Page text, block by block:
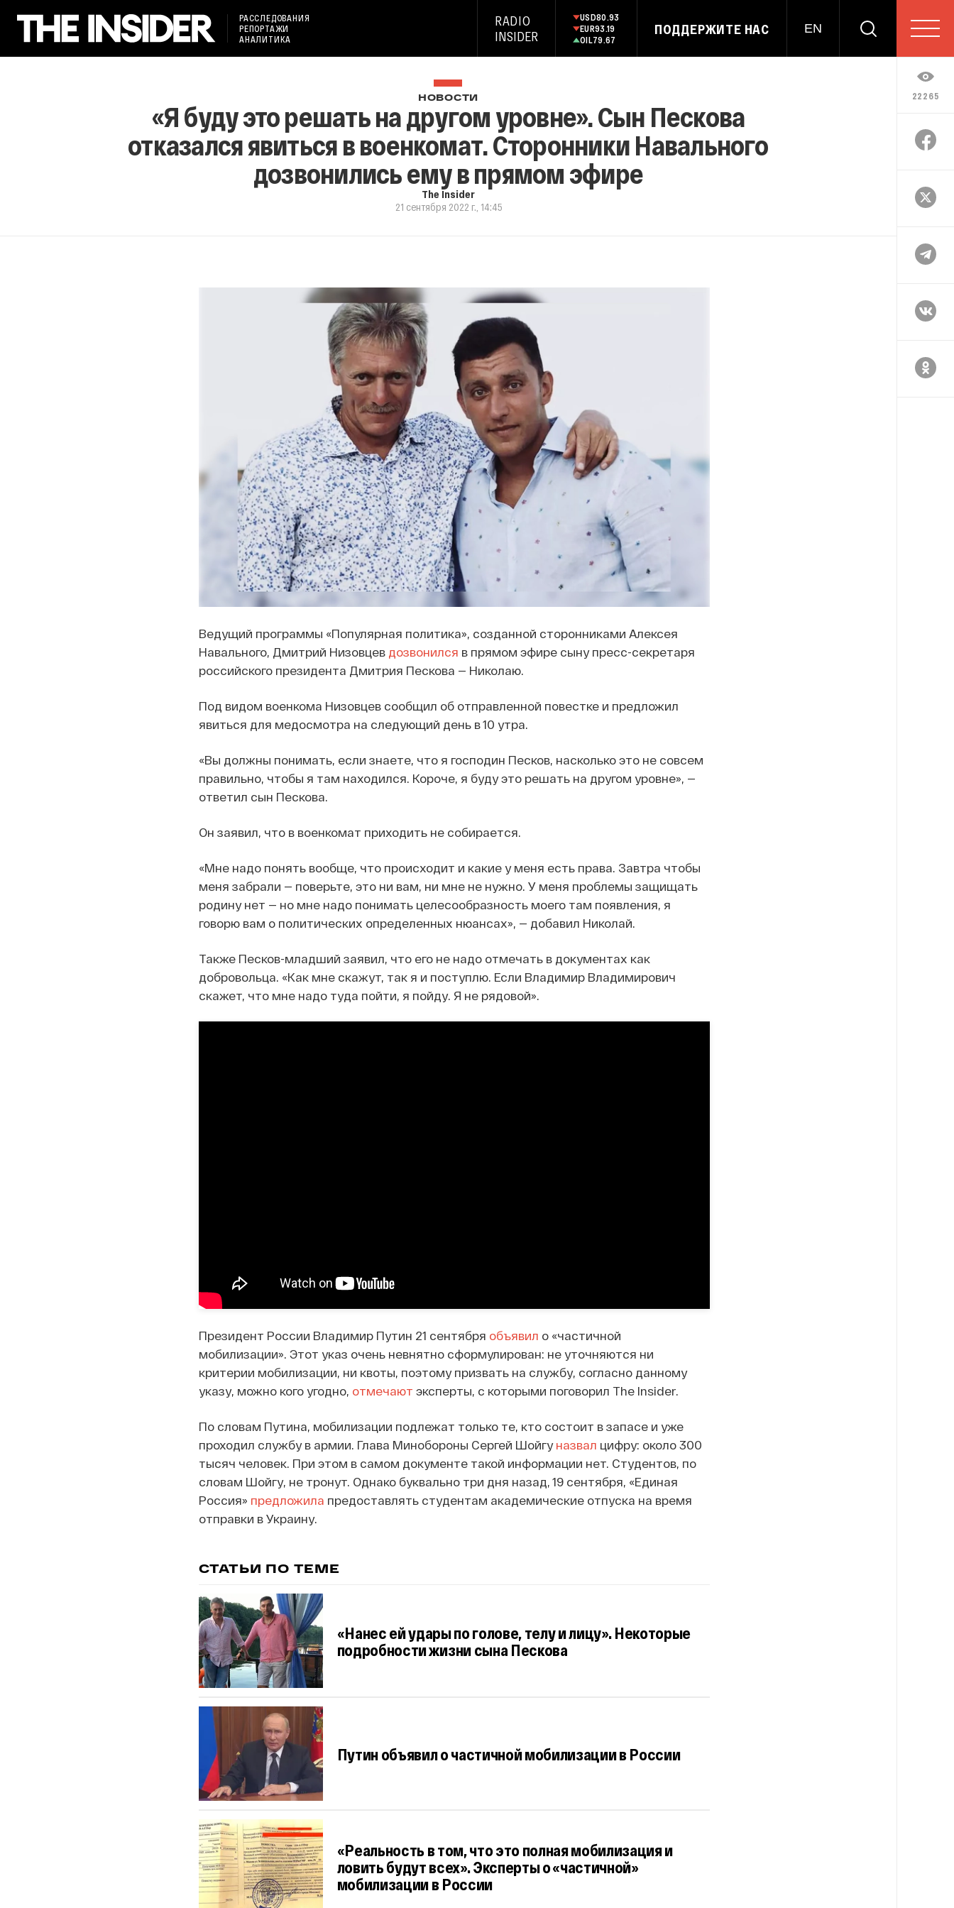
РАССЛЕДОВАНИЯ
РЕПОРТАЖИ
АНАЛИТИКА
RADIO
INSIDER
USD80.93
EUR93.19
OIL79.67
ПОДДЕРЖИТЕ НАС EN
22265
НОВОСТИ
«Я буду это решать на другом уровне». Сын Пескова
отказался явиться в военкомат. Сторонники Навального
дозвонились ему в прямом эфире
The Insider
21 сентября 2022 г., 14:45
Ведущий программы «Популярная политика», созданной сторонниками Алексея
Навального, Дмитрий Низовцев дозвонился в прямом эфире сыну пресс-секретаря
российского президента Дмитрия Пескова — Николаю.
Под видом военкома Низовцев сообщил об отправленной повестке и предложил
явиться для медосмотра на следующий день в 10 утра.
«Вы должны понимать, если знаете, что я господин Песков, насколько это не совсем
правильно, чтобы я там находился. Короче, я буду это решать на другом уровне», —
ответил сын Пескова.
Он заявил, что в военкомат приходить не собирается.
«Мне надо понять вообще, что происходит и какие у меня есть права. Завтра чтобы
меня забрали — поверьте, это ни вам, ни мне не нужно. У меня проблемы защищать
родину нет — но мне надо понимать целесообразность моего там появления, я
говорю вам о политических определенных нюансах», — добавил Николай.
Также Песков-младший заявил, что его не надо отмечать в документах как
добровольца. «Как мне скажут, так я и поступлю. Если Владимир Владимирович
скажет, что мне надо туда пойти, я пойду. Я не рядовой».
Президент России Владимир Путин 21 сентября объявил о «частичной
мобилизации». Этот указ очень невнятно сформулирован: не уточняются ни
критерии мобилизации, ни квоты, поэтому призвать на службу, согласно данному
указу, можно кого угодно, отмечают эксперты, с которыми поговорил The Insider.
По словам Путина, мобилизации подлежат только те, кто состоит в запасе и уже
проходил службу в армии. Глава Минобороны Сергей Шойгу назвал цифру: около 300
тысяч человек. При этом в самом документе такой информации нет. Студентов, по
словам Шойгу, не тронут. Однако буквально три дня назад, 19 сентября, «Единая
Россия» предложила предоставлять студентам академические отпуска на время
отправки в Украину.
СТАТЬИ ПО ТЕМЕ
«Нанес ей удары по голове, телу и лицу». Некоторые
подробности жизни сына Пескова
Путин объявил о частичной мобилизации в России
«Реальность в том, что это полная мобилизация и
ловить будут всех». Эксперты о «частичной»
мобилизации в России